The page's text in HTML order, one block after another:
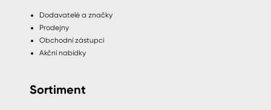
Dodavatelé a značky
Prodejny
Obchodní zástupci
Akční nabídky
Sortiment